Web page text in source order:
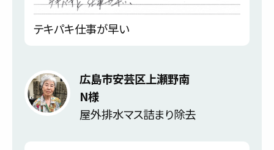
テキパキ仕事が早い
広島市安芸区上瀬野南
N様
屋外排水マス詰まり除去